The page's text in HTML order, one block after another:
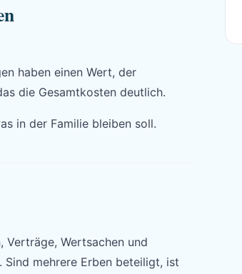
haben einen Wert, der
die Gesamtkosten deutlich.
in der Familie bleiben soll.
Wertsachen und
mehrere Erben beteiligt, ist